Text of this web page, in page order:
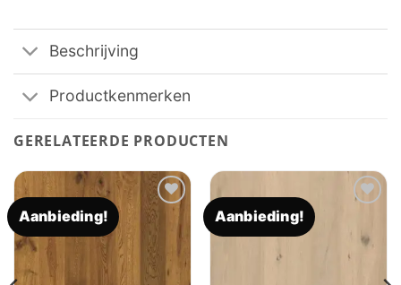
Beschrijving
Productkenmerken
GERELATEERDE PRODUCTEN
Aanbieding!
Toevoegen
aan
verlanglijst
Aanbieding!
verlanglijst